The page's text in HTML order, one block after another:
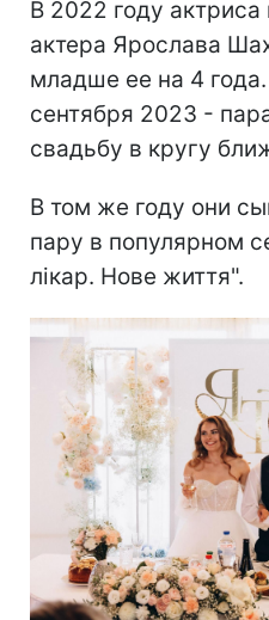
В 2022 году
актера Ярослава
младше ее на 4
сентября 2023 -
свадьбу в кругу
В том же году они
пару в популярном
лікар. Нове життя".